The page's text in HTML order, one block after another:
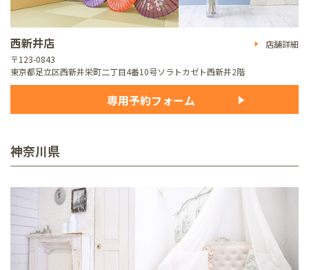
西新井店
店舗詳細
〒123-0843
東京都足立区西新井栄町二丁目4番10号ソラトカゼト西新井2階
専用予約フォーム
神奈川県